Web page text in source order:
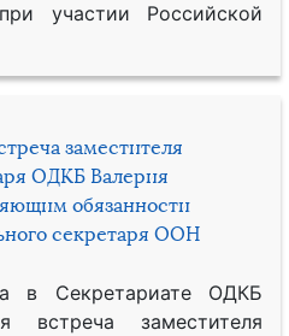
участии Российской
заместителя
ОДКБ Валерия
обязанности
секретаря ООН
в Секретариате ОДКБ
встреча заместителя